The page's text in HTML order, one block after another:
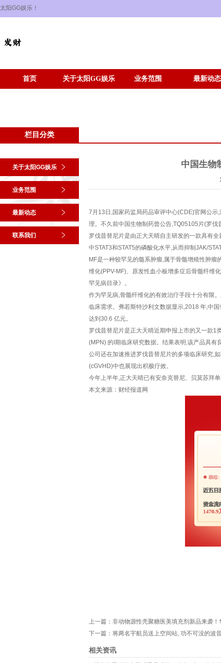
太阳GG娱乐！
首页 关于太阳GG娱乐 业务范围 最新动态
栏目分类
关于太阳GG娱乐
业务范围
最新动态
联系我们
中国生物
7月13日,国家药监局药品审评中心(CDE)官网公
理。不久前中国生物制药曾公告,TQ05105片(罗
罗伐昔替尼片是由正大天晴自主研发的一款具有
中STAT3和STAT5的磷酸化水平,从而抑制JAK/
MF是一种较罕见的髓系肿瘤,属于骨髓增殖性肿
维化(PPV-MF)、原发性血小板增多症后骨髓纤维
罕见病目录》。
作为罕见病,骨髓纤维化的有效治疗手段十分有限
临床需求。弗若斯特沙利文数据显示,2018 年,中
达到30.6 亿元。
罗伐昔替尼片是正大天晴近期申报上市的又一款
(MPN) 的I期临床研究数据。结果表明,该产品具
公司还在加速推进罗伐昔替尼片的多项临床研究,
(cGVHD)中也展现出积极疗效。
今年上半年,正大天晴已有安奈克替尼、贝莫苏拜
本文来源：财经报道网
上一篇： 非动物源性壳聚糖医美填充剂新品来袭
下一篇： 将两名宇航员送上空间站, 功不可没的波
相关资讯